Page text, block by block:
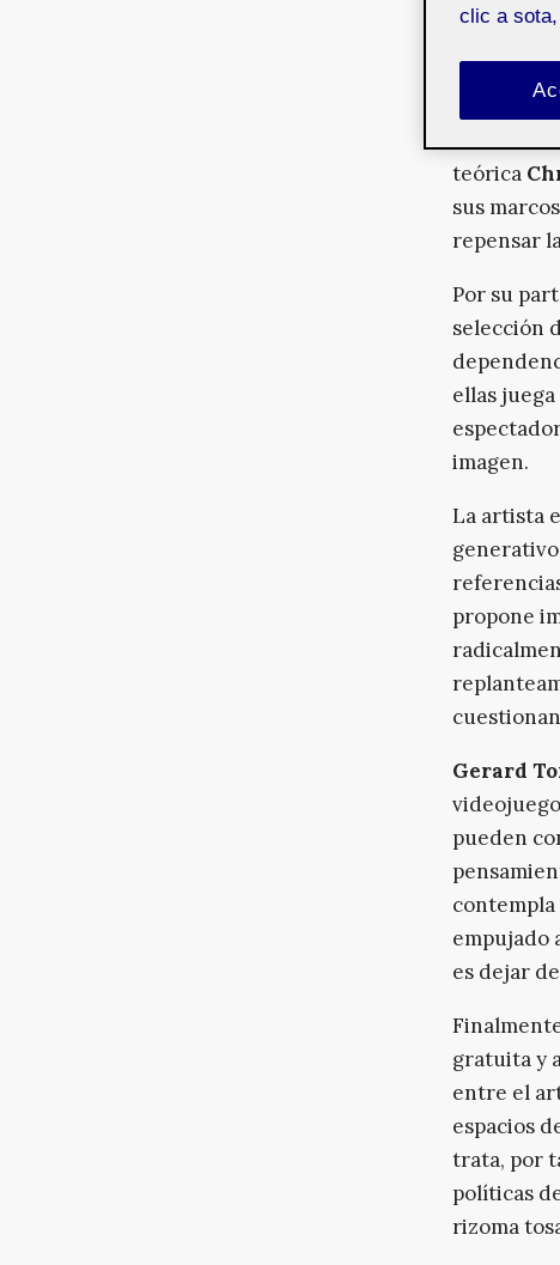
Desde
reúne
teórica
sus
repensar
Por su
selección
ellas
imagen.
La artista
propone
Gerard
pueden
contempla
empujado
es dejar
gratuita y
entre el
espacios
trata, por
políticas
rizoma
clic a